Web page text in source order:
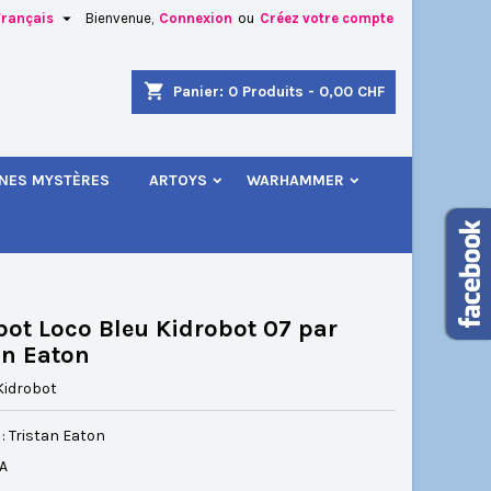
Bienvenue, Connexion ou Créez votre compte

shopping_cart Panier: 0 Produits - 0,00 CHF
MYSTÈRES ARTOYS WARHAMMER
Loco Bleu Kidrobot 07 par
Eaton
Tristan Eaton